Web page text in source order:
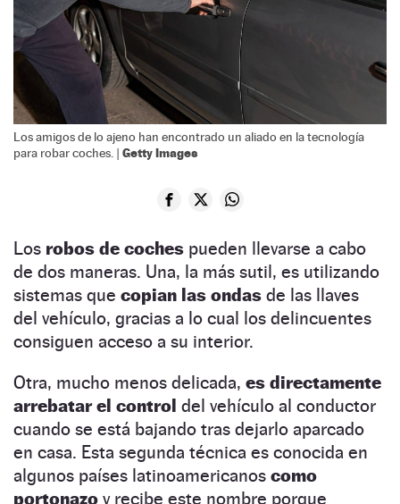
Los amigos de lo ajeno han encontrado un aliado en la tecnología
para robar coches. | Getty Images
Los robos de coches pueden llevarse a cabo
de dos maneras. Una, la más sutil, es utilizando
sistemas que copian las ondas de las llaves
del vehículo, gracias a lo cual los delincuentes
consiguen acceso a su interior.
Otra, mucho menos delicada, es directamente
arrebatar el control del vehículo al conductor
cuando se está bajando tras dejarlo aparcado
en casa. Esta segunda técnica es conocida en
algunos países latinoamericanos como
portonazo y recibe este nombre porque